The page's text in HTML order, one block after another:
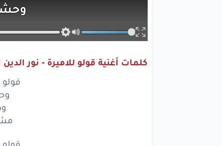
مش
كلمات أغنية قولو للاميرة - نور الدين
قولو
قولو